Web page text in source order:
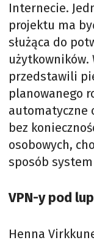
Internecie.
projektu ma
służąca do
przedstawili
planowanego
automatyczne
bez
osobowych,
sposób
VPN-y pod
Henna